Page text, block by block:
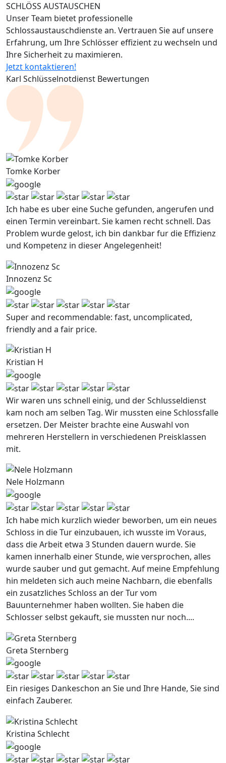
SCHLÖSS AUSTAUSCHEN
Unser Team bietet professionelle
Schlossaustauschdienste an. Vertrauen Sie auf unsere
Erfahrung, um Ihre Schlösser effizient zu wechseln und
Ihre Sicherheit zu maximieren.
Jetzt kontaktieren!
Karl Schlüsselnotdienst Bewertungen
Tomke Korber
Ich habe es uber eine Suche gefunden, angerufen und
einen Termin vereinbart. Sie kamen recht schnell. Das
Problem wurde gelost, ich bin dankbar fur die Effizienz
und Kompetenz in dieser Angelegenheit!
Innozenz Sc
Super and recommendable: fast, uncomplicated,
friendly and a fair price.
Kristian H
Wir waren uns schnell einig, und der Schlusseldienst
kam noch am selben Tag. Wir mussten eine Schlossfalle
ersetzen. Der Meister brachte eine Auswahl von
mehreren Herstellern in verschiedenen Preisklassen
mit.
Nele Holzmann
Ich habe mich kurzlich wieder beworben, um ein neues
Schloss in die Tur einzubauen, ich wusste im Voraus,
dass die Arbeit etwa 3 Stunden dauern wurde. Sie
kamen innerhalb einer Stunde, wie versprochen, alles
wurde sauber und gut gemacht. Auf meine Empfehlung
hin meldeten sich auch meine Nachbarn, die ebenfalls
ein zusatzliches Schloss an der Tur vom
Bauunternehmer haben wollten. Sie haben die
Schlosser selbst gekauft, sie mussten nur noch....
Greta Sternberg
Ein riesiges Dankeschon an Sie und Ihre Hande, Sie sind
einfach Zauberer.
Kristina Schlecht